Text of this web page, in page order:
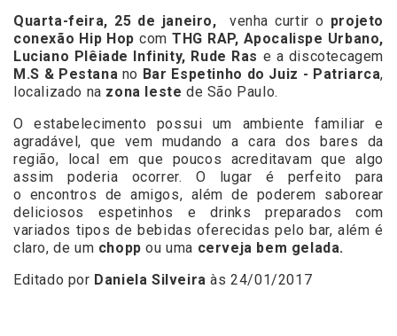
Quarta-feira, 25 de janeiro, venha curtir o projeto
conexão Hip Hopcom THG RAP, Apocalispe Urbano,
Luciano Plêiade Infinity, Rude Ras e a discotecagem
M.S & Pestana no Bar Espetinho do Juiz - Patriarca,
localizado na zona leste de São Paulo.
O estabelecimento possui um ambiente familiar e
agradável, que vem mudando a cara dos bares da
região, local em que poucos acreditavam que algo
assim poderia ocorrer. O lugar é perfeito para
o encontros de amigos, além de poderem saborear
deliciosos espetinhos e drinks preparados com
variados tipos de bebidas oferecidas pelo bar, além é
claro, de um chopp ou uma cerveja bem gelada.
Editado por Daniela Silveira às 24/01/2017